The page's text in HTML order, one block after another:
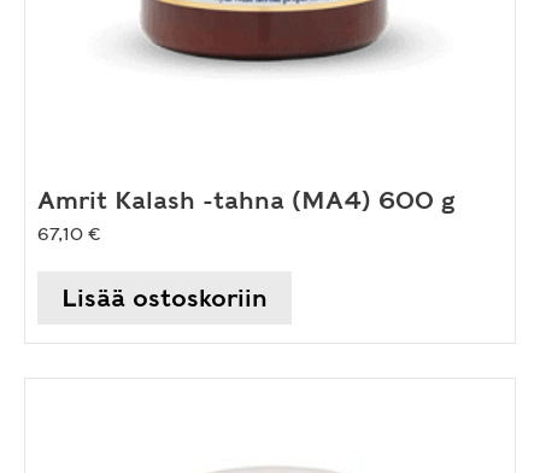
Amrit Kalash -tahna (MA4) 600 g
67,10 €
Lisää ostoskoriin